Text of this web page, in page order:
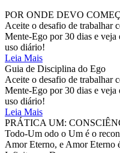
POR ONDE DEVO
Aceite o desafio de trabalhar
Mente-Ego por 30 dias e veja
uso diário!
Leia Mais
Guia de Disciplina do Ego
Aceite o desafio de trabalhar
Mente-Ego por 30 dias e veja
uso diário!
Leia Mais
PRÁTICA UM:
Todo-Um odo o Um é o
Amor Eterno, e Amor Eterno